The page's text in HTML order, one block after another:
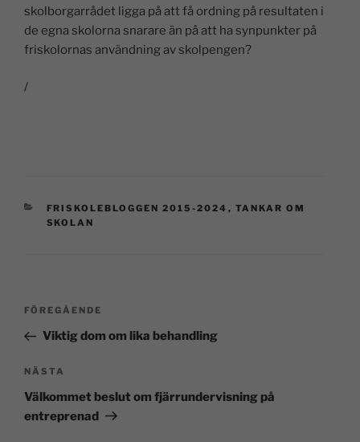
skolborgarrådet ligga på att få ordning på resultaten i
de egna skolorna snarare än på att ha synpunkter på
friskolornas användning av skolpengen?
/
FRISKOLEBLOGGEN 2015-2024 , TANKAR OM
SKOLAN
FÖREGÅENDE
Viktig dom om lika behandling
NÄSTA
Välkommet beslut om fjärrundervisning på
entreprenad